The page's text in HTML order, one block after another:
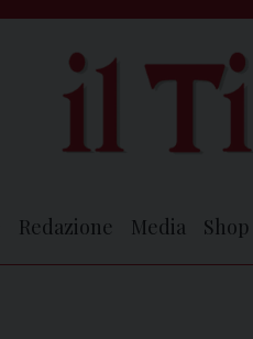
Redazione Media Shop